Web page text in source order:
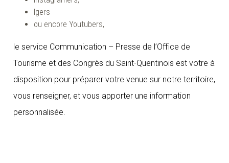
Igers
ou encore Youtubers,
le service Communication – Presse de l’Office de
Tourisme et des Congrès du Saint-Quentinois est votre à
disposition pour préparer votre venue sur notre territoire,
vous renseigner, et vous apporter une information
personnalisée.